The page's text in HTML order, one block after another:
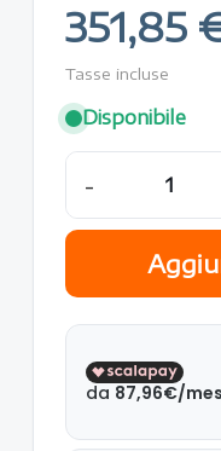
351,85
Tasse incluse
Disponibile
-